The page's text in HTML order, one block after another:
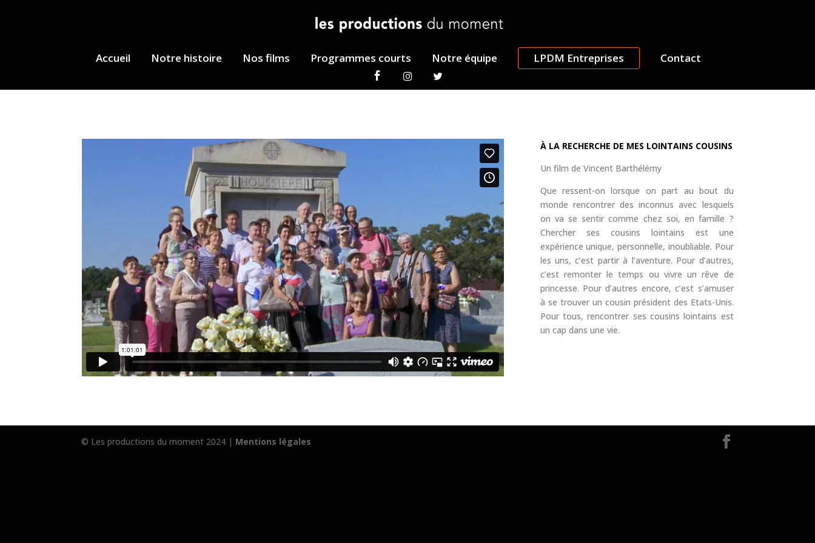
Accueil Notre histoire Nos films Programmes courts Notre équipe LPDM Entreprises Contact
À LA RECHERCHE DE MES LOINTAINS COUSINS
Un film de Vincent Barthélémy
Que ressent-on lorsque on part au bout du
monde rencontrer des inconnus avec lesquels
on va se sentir comme chez soi, en famille ?
Chercher ses cousins lointains est une
expérience unique, personnelle, inoubliable. Pour
les uns, c’est partir à l’aventure. Pour d’autres,
c’est remonter le temps ou vivre un rêve de
princesse. Pour d’autres encore, c’est s’amuser
à se trouver un cousin président des Etats-Unis.
Pour tous, rencontrer ses cousins lointains est
un cap dans une vie.
© Les productions du moment 2024 | Mentions légales